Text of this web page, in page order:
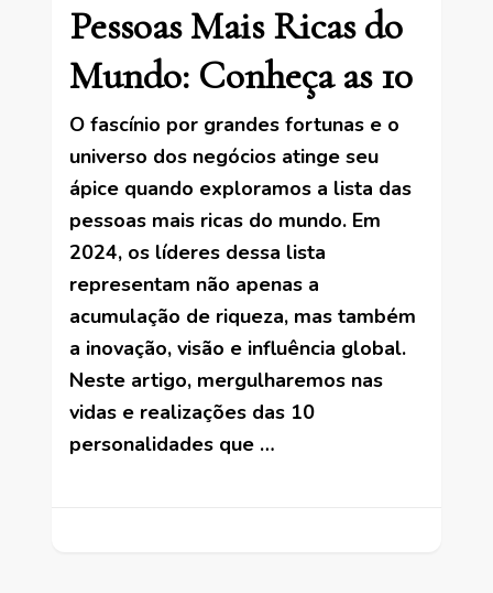
Pessoas Mais Ricas do
Mundo: Conheça as 10
O fascínio por grandes fortunas e o
universo dos negócios atinge seu
ápice quando exploramos a lista das
pessoas mais ricas do mundo. Em
2024, os líderes dessa lista
representam não apenas a
acumulação de riqueza, mas também
a inovação, visão e influência global.
Neste artigo, mergulharemos nas
vidas e realizações das 10
personalidades que …